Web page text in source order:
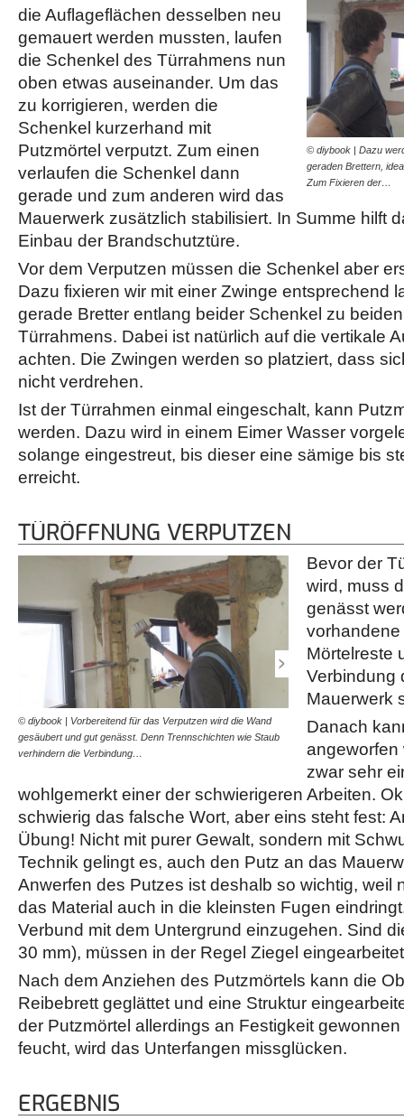
© diybook | Dazu
geraden Brettern,
Zum Fixieren der…
die Auflageflächen desselben neu
gemauert werden mussten, laufen
die Schenkel des Türrahmens nun
oben etwas auseinander. Um das
zu korrigieren, werden die
Schenkel kurzerhand mit
Putzmörtel verputzt. Zum einen
verlaufen die Schenkel dann
gerade und zum anderen wird das
Mauerwerk zusätzlich stabilisiert. In Summe hilft
Einbau der Brandschutztüre.
Vor dem Verputzen müssen die Schenkel aber
Dazu fixieren wir mit einer Zwinge entsprechend
gerade Bretter entlang beider Schenkel zu
Türrahmens. Dabei ist natürlich auf die vertikale
achten. Die Zwingen werden so platziert, dass
nicht verdrehen.
Ist der Türrahmen einmal eingeschalt, kann
werden. Dazu wird in einem Eimer Wasser
solange eingestreut, bis dieser eine sämige bis
erreicht.
TÜRÖFFNUNG VERPUTZEN
© diybook | Vorbereitend für das Verputzen wird die Wand
gesäubert und gut genässt. Denn Trennschichten wie Staub
verhindern die Verbindung…
© diybook | Jetzt wird
nur Schwung. Auch…
Bevor der
wird, muss
genässt
Mörtelreste
Verbindung
Mauerwerk
Danach
angeworfen
zwar sehr
wohlgemerkt einer der schwierigeren Arbeiten.
schwierig das falsche Wort, aber eins steht fest:
Übung! Nicht mit purer Gewalt, sondern mit
Technik gelingt es, auch den Putz an das
Anwerfen des Putzes ist deshalb so wichtig, weil
das Material auch in die kleinsten Fugen
Verbund mit dem Untergrund einzugehen. Sind
30 mm), müssen in der Regel Ziegel
Nach dem Anziehen des Putzmörtels kann die
Reibebrett geglättet und eine Struktur
der Putzmörtel allerdings an Festigkeit
feucht, wird das Unterfangen missglücken.
ERGEBNIS